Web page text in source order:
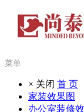
菜单
× 关闭 首 页
家装效果图
办公室装修